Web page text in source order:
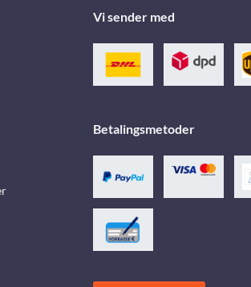
Vi sender med
Betalingsmetoder